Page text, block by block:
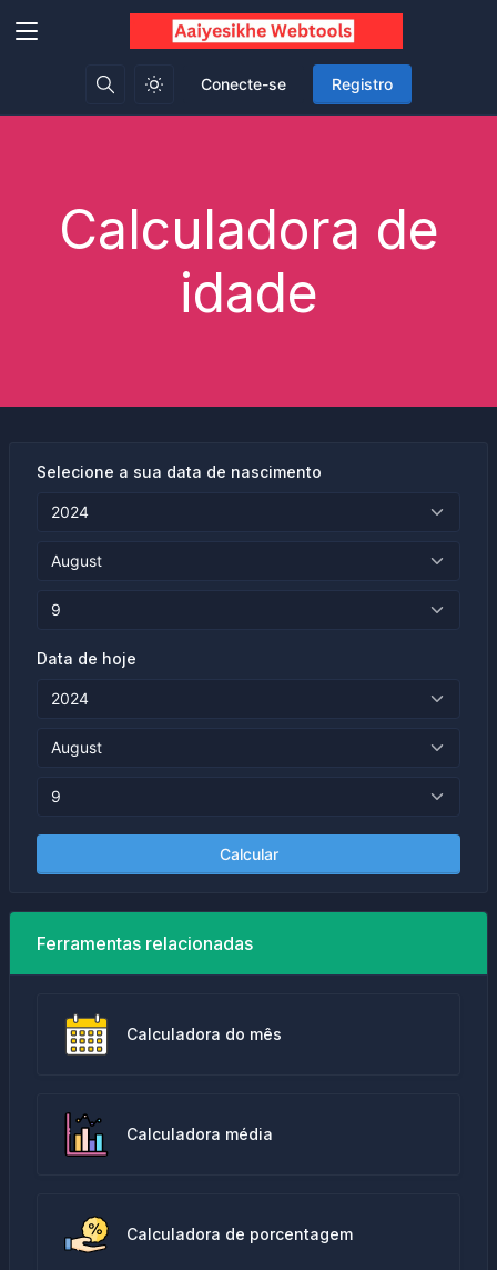
Conecte-se Registro
Calculadora de
idade
Selecione a sua data de nascimento
Data de hoje
Calcular
Ferramentas relacionadas
Calculadora do mês
Calculadora média
Calculadora de porcentagem